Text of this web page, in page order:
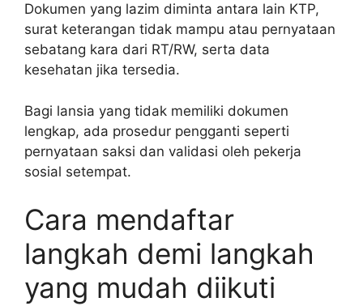
Dokumen yang lazim diminta antara lain KTP,
surat keterangan tidak mampu atau pernyataan
sebatang kara dari RT/RW, serta data
kesehatan jika tersedia.
Bagi lansia yang tidak memiliki dokumen
lengkap, ada prosedur pengganti seperti
pernyataan saksi dan validasi oleh pekerja
sosial setempat.
Cara mendaftar
langkah demi langkah
yang mudah diikuti